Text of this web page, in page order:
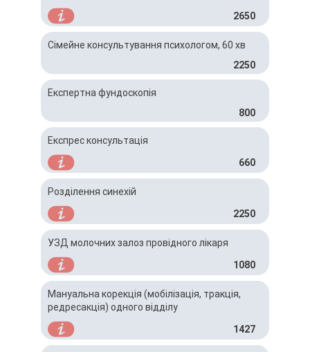
2650
Сімейне консультування психологом, 60 хв
2250
Експертна фундоскопія
800
Експрес консультація
660
Розділення синехій
2250
УЗД молочних залоз провідного лікаря
1080
Мануальна корекція (мобілізація, тракція,
редресакція) одного відділу
1427